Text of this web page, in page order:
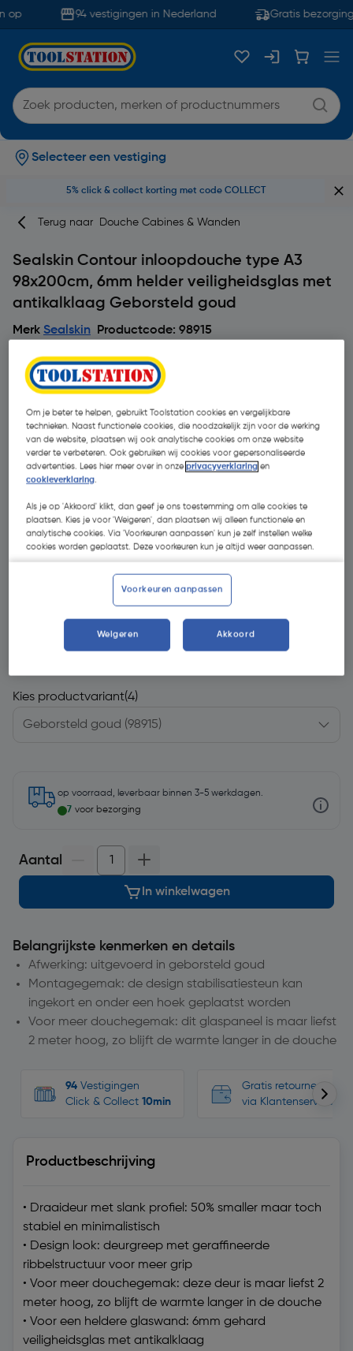
op 94 vestigingen in Nederland Gratis bezorging
Selecteer een vestiging
5% click & collect korting met code COLLECT
Terug naar Douche Cabines & Wanden
Sealskin Contour inloopdouche type A3
98x200cm, 6mm helder veiligheidsglas met
antikalklaag Geborsteld goud
Merk Sealskin Productcode: 98915
€ 439,00
Kies productvariant(4)
op voorraad, leverbaar binnen 3-5 werkdagen.
7 voor bezorging
Aantal
In winkelwagen
Belangrijkste kenmerken en details
Afwerking: uitgevoerd in geborsteld goud
Montagegemak: de design stabilisatiesteun kan
ingekort en onder een hoek geplaatst worden
Voor meer douchegemak: dit glaspaneel is maar liefst
2 meter hoog, zo blijft de warmte langer in de douche
94 Vestigingen
Click & Collect 10min
Gratis retourneren,
via Klantenservice
Productbeschrijving
• Draaideur met slank profiel: 50% smaller maar toch
stabiel en minimalistisch
• Design look: deurgreep met geraffineerde
ribbelstructuur voor meer grip
• Voor meer douchegemak: deze deur is maar liefst 2
meter hoog, zo blijft de warmte langer in de douche
• Voor een heldere glaswand: 6mm gehard
veiligheidsglas met antikalklaag
Om je beter te helpen, gebruikt Toolstation cookies en vergelijkbare
technieken. Naast functionele cookies, die noodzakelijk zijn voor de werking
van de website, plaatsen wij ook analytische cookies om onze website
verder te verbeteren. Ook gebruiken wij cookies voor gepersonaliseerde
advertenties. Lees hier meer over in onzeprivacyverklaring en
cookieverklaring.
Als je op 'Akkoord' klikt, dan geef je ons toestemming om alle cookies te
plaatsen. Kies je voor 'Weigeren', dan plaatsen wij alleen functionele en
analytische cookies. Via 'Voorkeuren aanpassen' kun je zelf instellen welke
cookies worden geplaatst. Deze voorkeuren kun je altijd weer aanpassen.
Voorkeuren aanpassen
Weigeren Akkoord